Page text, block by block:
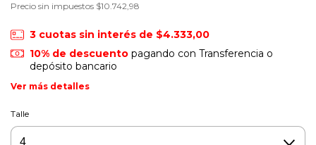
Precio sin impuestos $10.742,98
3 cuotas sin interés de $4.333,00
10% de descuentopagando con Transferencia o
depósito bancario
Ver más detalles
Talle